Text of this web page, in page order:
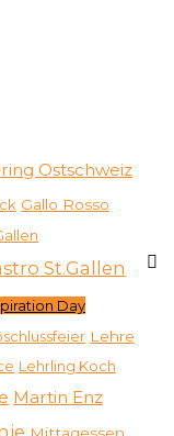
Ostschweiz
Gallo Rosso
St.Gallen
Day
Lehre
Lehrling Koch
Martin Enz